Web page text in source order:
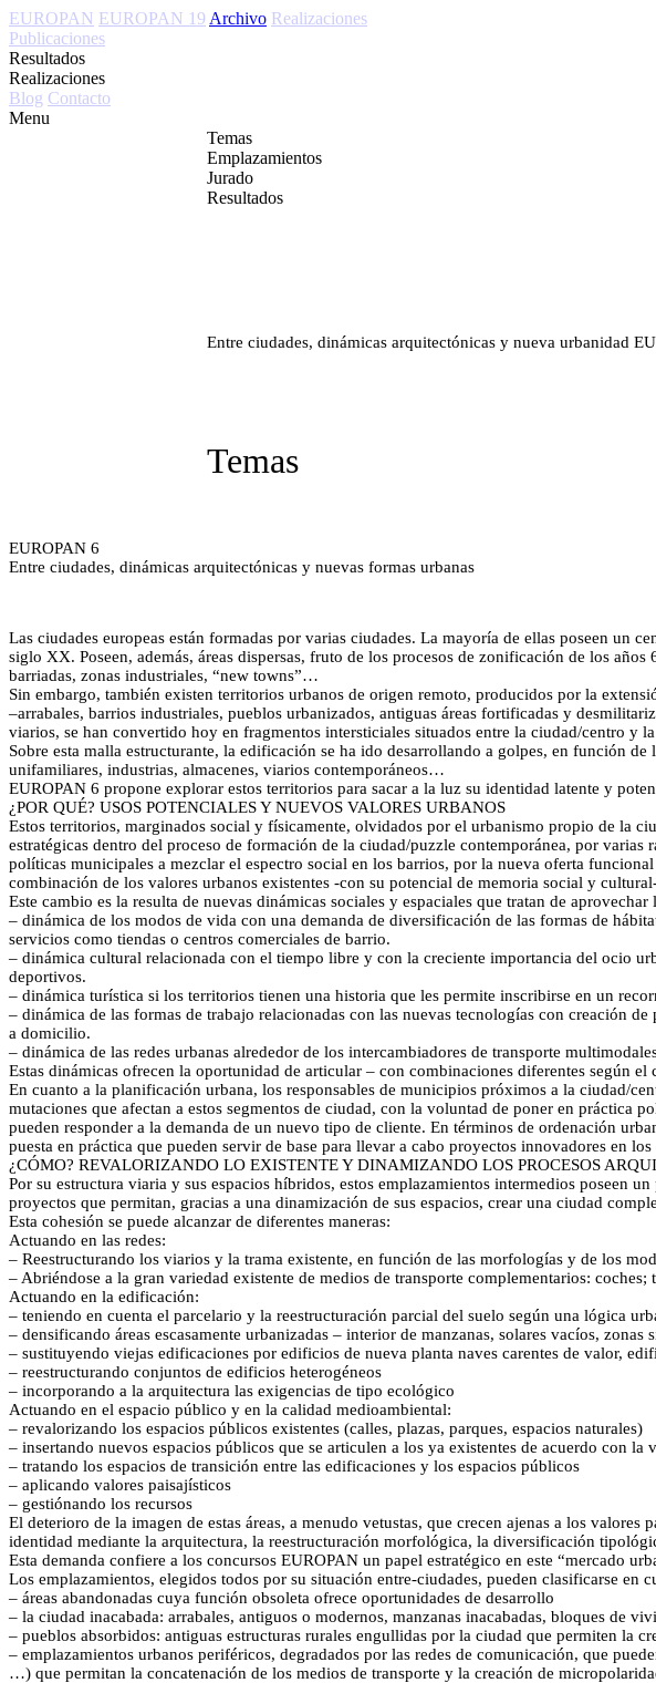
EUROPAN EUROPAN 19 Archivo Realizaciones
Publicaciones
Resultados
Realizaciones
Blog Contacto
Menu
Temas
Emplazamientos
Jurado
Resultados
Entre ciudades, dinámicas arquitectónicas y nueva urbanidad
Temas
EUROPAN 6
Entre ciudades, dinámicas arquitectónicas y nuevas formas urbanas
Las ciudades europeas están formadas por varias ciudades. La mayoría de ellas poseen un
siglo XX. Poseen, además, áreas dispersas, fruto de los procesos de zonificación de los
barriadas, zonas industriales, “new towns”…
Sin embargo, también existen territorios urbanos de origen remoto, producidos por la
–arrabales, barrios industriales, pueblos urbanizados, antiguas áreas fortificadas y
viarios, se han convertido hoy en fragmentos intersticiales situados entre la ciudad/centro y
Sobre esta malla estructurante, la edificación se ha ido desarrollando a golpes, en función
unifamiliares, industrias, almacenes, viarios contemporáneos…
EUROPAN 6 propone explorar estos territorios para sacar a la luz su identidad latente y
¿POR QUÉ? USOS POTENCIALES Y NUEVOS VALORES URBANOS
Estos territorios, marginados social y físicamente, olvidados por el urbanismo propio de la
estratégicas dentro del proceso de formación de la ciudad/puzzle contemporánea, por
políticas municipales a mezclar el espectro social en los barrios, por la nueva oferta
combinación de los valores urbanos existentes -con su potencial de memoria social y
Este cambio es la resulta de nuevas dinámicas sociales y espaciales que tratan de
– dinámica de los modos de vida con una demanda de diversificación de las formas de
servicios como tiendas o centros comerciales de barrio.
– dinámica cultural relacionada con el tiempo libre y con la creciente importancia del ocio
deportivos.
– dinámica turística si los territorios tienen una historia que les permite inscribirse en un
– dinámica de las formas de trabajo relacionadas con las nuevas tecnologías con creación
a domicilio.
– dinámica de las redes urbanas alrededor de los intercambiadores de transporte
Estas dinámicas ofrecen la oportunidad de articular – con combinaciones diferentes según
En cuanto a la planificación urbana, los responsables de municipios próximos a la ciudad/
mutaciones que afectan a estos segmentos de ciudad, con la voluntad de poner en práctica
pueden responder a la demanda de un nuevo tipo de cliente. En términos de ordenación
puesta en práctica que pueden servir de base para llevar a cabo proyectos innovadores en
¿CÓMO? REVALORIZANDO LO EXISTENTE Y DINAMIZANDO LOS PROCESOS
Por su estructura viaria y sus espacios híbridos, estos emplazamientos intermedios poseen
proyectos que permitan, gracias a una dinamización de sus espacios, crear una ciudad
Esta cohesión se puede alcanzar de diferentes maneras:
Actuando en las redes:
– Reestructurando los viarios y la trama existente, en función de las morfologías y de los
– Abriéndose a la gran variedad existente de medios de transporte complementarios:
Actuando en la edificación:
– teniendo en cuenta el parcelario y la reestructuración parcial del suelo según una lógica
– densificando áreas escasamente urbanizadas – interior de manzanas, solares vacíos, zonas
– sustituyendo viejas edificaciones por edificios de nueva planta naves carentes de valor,
– reestructurando conjuntos de edificios heterogéneos
– incorporando a la arquitectura las exigencias de tipo ecológico
Actuando en el espacio público y en la calidad medioambiental:
– revalorizando los espacios públicos existentes (calles, plazas, parques, espacios naturales)
– insertando nuevos espacios públicos que se articulen a los ya existentes de acuerdo con
– tratando los espacios de transición entre las edificaciones y los espacios públicos
– aplicando valores paisajísticos
– gestiónando los recursos
El deterioro de la imagen de estas áreas, a menudo vetustas, que crecen ajenas a los
identidad mediante la arquitectura, la reestructuración morfológica, la diversificación
Esta demanda confiere a los concursos EUROPAN un papel estratégico en este “mercado
Los emplazamientos, elegidos todos por su situación entre-ciudades, pueden clasificarse en
– áreas abandonadas cuya función obsoleta ofrece oportunidades de desarrollo
– la ciudad inacabada: arrabales, antiguos o modernos, manzanas inacabadas, bloques de
– pueblos absorbidos: antiguas estructuras rurales engullidas por la ciudad que permiten la
– emplazamientos urbanos periféricos, degradados por las redes de comunicación, que
…) que permitan la concatenación de los medios de transporte y la creación de